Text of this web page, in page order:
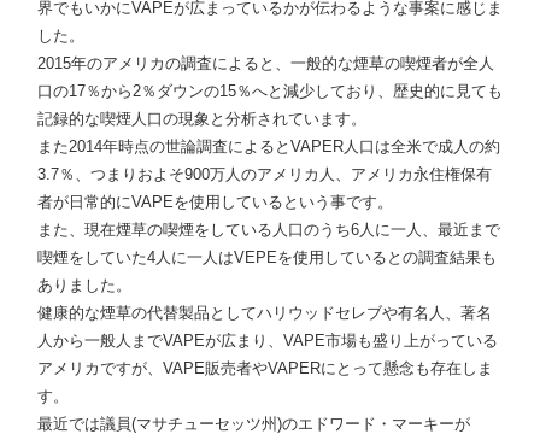
界でもいかにVAPEが広まっているかが伝わるような事案に感じま
した。
2015年のアメリカの調査によると、一般的な煙草の喫煙者が全人
口の17％から2％ダウンの15％へと減少しており、歴史的に見ても
記録的な喫煙人口の現象と分析されています。
また2014年時点の世論調査によるとVAPER人口は全米で成人の約
3.7％、つまりおよそ900万人のアメリカ人、アメリカ永住権保有
者が日常的にVAPEを使用しているという事です。
また、現在煙草の喫煙をしている人口のうち6人に一人、最近まで
喫煙をしていた4人に一人はVEPEを使用しているとの調査結果も
ありました。
健康的な煙草の代替製品としてハリウッドセレブや有名人、著名
人から一般人までVAPEが広まり、VAPE市場も盛り上がっている
アメリカですが、VAPE販売者やVAPERにとって懸念も存在しま
す。
最近では議員(マサチューセッツ州)のエドワード・マーキーが